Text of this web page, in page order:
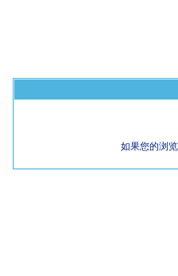
如果您的浏